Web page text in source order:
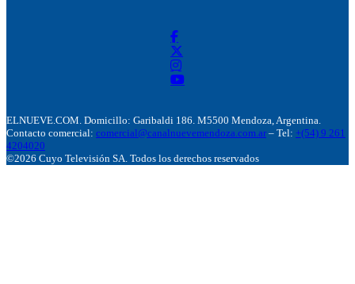
ELNUEVE.COM. Domicillo: Garibaldi 186. M5500 Mendoza, Argentina.
Contacto comercial: comercial@canalnuevemendoza.com.ar – Tel: +(54) 9 261
4204020
©2026 Cuyo Televisión SA. Todos los derechos reservados